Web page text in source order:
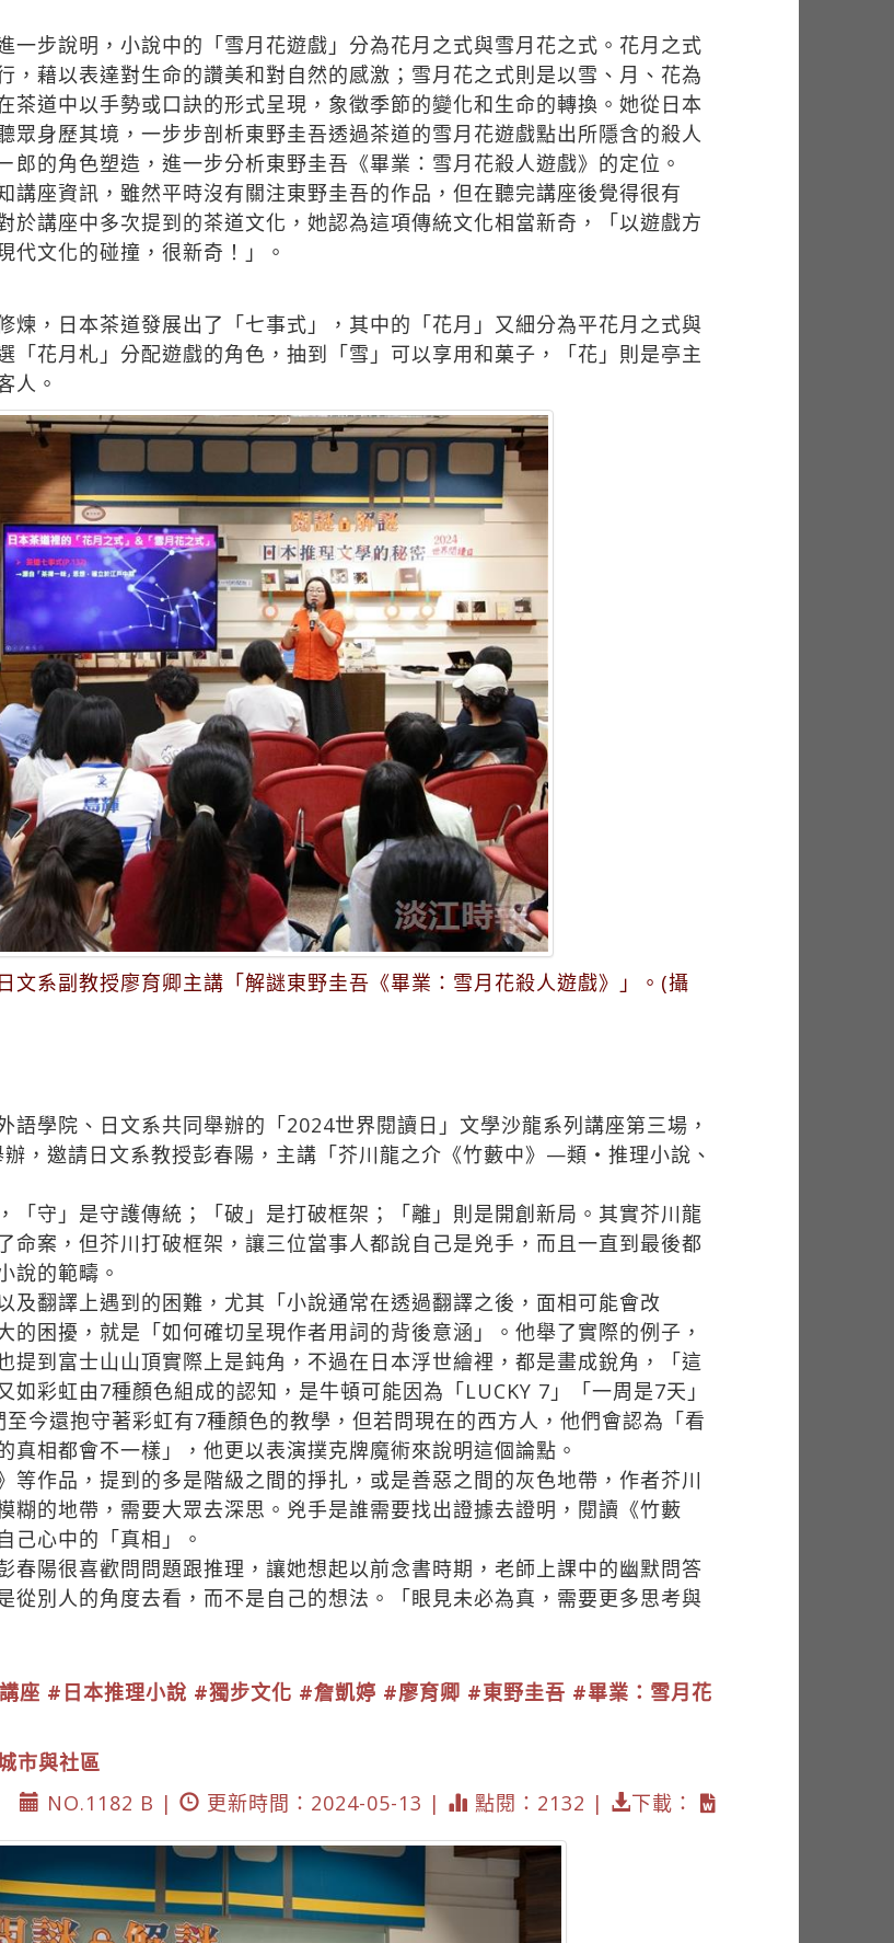
步說明，小說中的「雪月花遊戲」分為花月之式與雪月花之式。花月之式
，藉以表達對生命的讚美和對自然的感激；雪月花之式則是以雪、月、花為
茶道中以手勢或口訣的形式呈現，象徵季節的變化和生命的轉換。她從日本
眾身歷其境，一步步剖析東野圭吾透過茶道的雪月花遊戲點出所隱含的殺人
的角色塑造，進一步分析東野圭吾《畢業：雪月花殺人遊戲》的定位。
座資訊，雖然平時沒有關注東野圭吾的作品，但在聽完講座後覺得很有
於講座中多次提到的茶道文化，她認為這項傳統文化相當新奇，「以遊戲方
代文化的碰撞，很新奇！」。
，日本茶道發展出了「七事式」，其中的「花月」又細分為平花月之式與
「花月札」分配遊戲的角色，抽到「雪」可以享用和菓子，「花」則是亭主
人。
文系副教授廖育卿主講「解謎東野圭吾《畢業：雪月花殺人遊戲》」。(攝
學院、日文系共同舉辦的「2024世界閱讀日」文學沙龍系列講座第三場，
，邀請日文系教授彭春陽，主講「芥川龍之介《竹藪中》—類・推理小說、
守」是守護傳統；「破」是打破框架；「離」則是開創新局。其實芥川龍
命案，但芥川打破框架，讓三位當事人都說自己是兇手，而且一直到最後都
說的範疇。
翻譯上遇到的困難，尤其「小說通常在透過翻譯之後，面相可能會改
困擾，就是「如何確切呈現作者用詞的背後意涵」。他舉了實際的例子，
提到富士山山頂實際上是鈍角，不過在日本浮世繪裡，都是畫成銳角，「這
彩虹由7種顏色組成的認知，是牛頓可能因為「LUCKY 7」「一周是7天」
今還抱守著彩虹有7種顏色的教學，但若問現在的西方人，他們會認為「看
相都會不一樣」，他更以表演撲克牌魔術來說明這個論點。
作品，提到的多是階級之間的掙扎，或是善惡之間的灰色地帶，作者芥川
糊的地帶，需要大眾去深思。兇手是誰需要找出證據去證明，閱讀《竹藪
己心中的「真相」。
春陽很喜歡問問題跟推理，讓她想起以前念書時期，老師上課中的幽默問答
從別人的角度去看，而不是自己的想法。「眼見未必為真，需要更多思考與
座 #日本推理小說 #獨步文化 #詹凱婷 #廖育卿 #東野圭吾 #畢業：雪月花
市與社區
NO.1182 B |
更新時間：2024-05-13 | 點閱：2132 | 下載：